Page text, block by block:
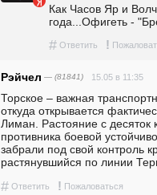
Как Часов Яр и
года...Офигеть -
# Ответить !
Рэйчел — (81841) 15.05 в 11:35
Торское – важная
откуда открывается
Лиман. Растояние с десяток
противника боевой
забрали под свой контроль
растянувшийся по линии
# Ответить ! Пожаловаться